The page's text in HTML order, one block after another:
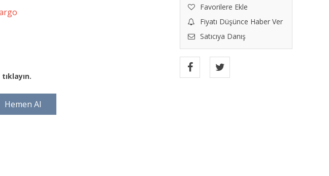
Favorilere Ekle
Fiyatı Düşünce Haber Ver
Satıcıya Danış
tıklayın.